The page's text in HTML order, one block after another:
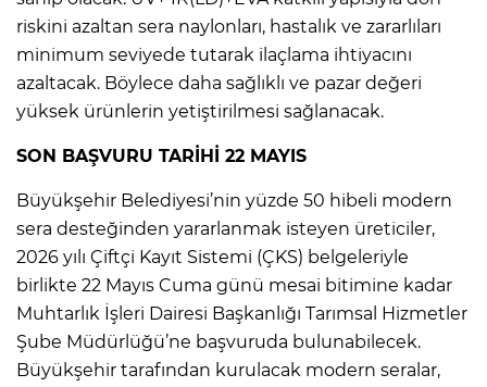
riskini azaltan sera naylonları, hastalık ve zararlıları
minimum seviyede tutarak ilaçlama ihtiyacını
azaltacak. Böylece daha sağlıklı ve pazar değeri
yüksek ürünlerin yetiştirilmesi sağlanacak.
SON BAŞVURU TARİHİ 22 MAYIS
Büyükşehir Belediyesi’nin yüzde 50 hibeli modern
sera desteğinden yararlanmak isteyen üreticiler,
2026 yılı Çiftçi Kayıt Sistemi (ÇKS) belgeleriyle
birlikte 22 Mayıs Cuma günü mesai bitimine kadar
Muhtarlık İşleri Dairesi Başkanlığı Tarımsal Hizmetler
Şube Müdürlüğü’ne başvuruda bulunabilecek.
Büyükşehir tarafından kurulacak modern seralar,